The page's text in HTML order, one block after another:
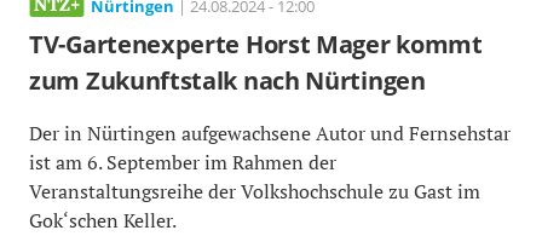
Nürtingen | 24.08.2024 - 12:00
TV-Gartenexperte Horst Mager kommt
zum Zukunftstalk nach Nürtingen
Der in Nürtingen aufgewachsene Autor und Fernsehstar
ist am 6. September im Rahmen der
Veranstaltungsreihe der Volkshochschule zu Gast im
Gok‘schen Keller.